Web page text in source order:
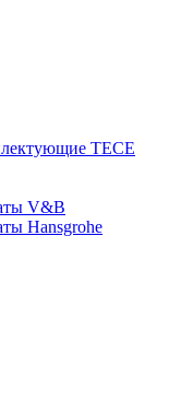
TECE
V&B
Hansgrohe